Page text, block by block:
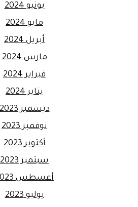
يونيو 2024
مايو 2024
أبريل 2024
مارس 2024
فبراير 2024
يناير 2024
ديسمبر 2023
نوفمبر 2023
أكتوبر 2023
سبتمبر 2023
أغسطس 2023
يوليو 2023